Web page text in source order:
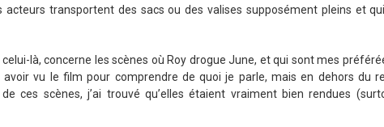
acteurs transportent des sacs ou des valises supposément pleins et
celui-là, concerne les scènes où Roy drogue June, et qui sont mes
avoir vu le film pour comprendre de quoi je parle, mais en dehors du
ces scènes, j’ai trouvé qu’elles étaient vraiment bien rendues